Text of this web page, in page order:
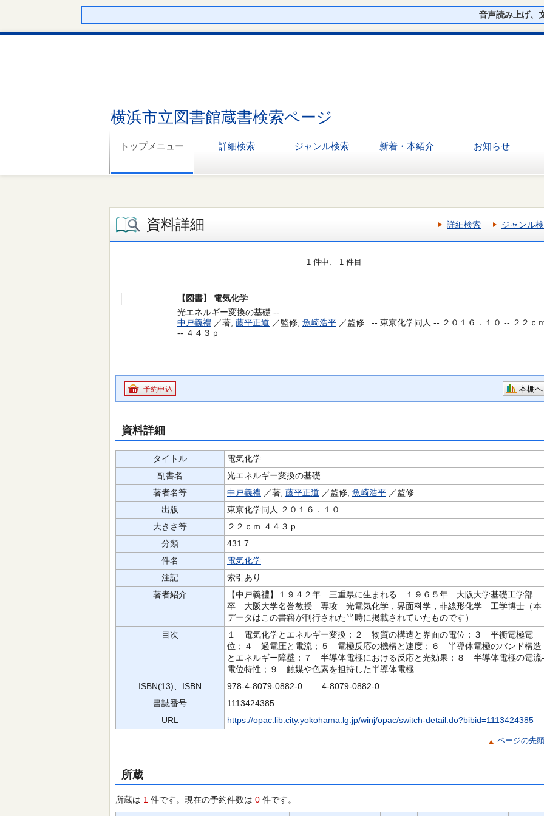
音声読み上げ、
横浜市立図書館蔵書検索ページ
トップメニュー 詳細検索 ジャンル検索 新着・本紹介 お知らせ
資料詳細 詳細検索 ジャンル
1 件中、 1 件目
【図書】
電気化学
光エネルギー変換の基礎 --
中戸義禮 ／著, 藤平正道 ／監修, 魚崎浩平 ／監修 -- 東京化学同人 -- ２０１６．１０ -- ２２ｃ
-- ４４３ｐ
予約申込 本棚へ
資料詳細
タイトル
電気化学
副書名
光エネルギー変換の基礎
著者名等
中戸義禮 ／著, 藤平正道 ／監修, 魚崎浩平 ／監修
出版
東京化学同人 ２０１６．１０
大きさ等
２２ｃｍ ４４３ｐ
分類
431.7
件名
電気化学
注記
索引あり
著者紹介
【中戸義禮】１９４２年 三重県に生まれる １９６５年 大阪大学基礎工学部
卒 大阪大学名誉教授 専攻 光電気化学，界面科学，非線形化学 工学博士（本
データはこの書籍が刊行された当時に掲載されていたものです）
目次
１ 電気化学とエネルギー変換；２ 物質の構造と界面の電位；３ 平衡電極電
位；４ 過電圧と電流；５ 電極反応の機構と速度；６ 半導体電極のバンド構造
とエネルギー障壁；７ 半導体電極における反応と光効果；８ 半導体電極の電流‐
電位特性；９ 触媒や色素を担持した半導体電極
ISBN(13)、ISBN
978-4-8079-0882-0 4-8079-0882-0
書誌番号
1113424385
URL
https://opac.lib.city.yokohama.lg.jp/winj/opac/switch-detail.do?bibid=1113424385
ページの先
所蔵
所蔵は 1 件です。現在の予約件数は 0 件です。